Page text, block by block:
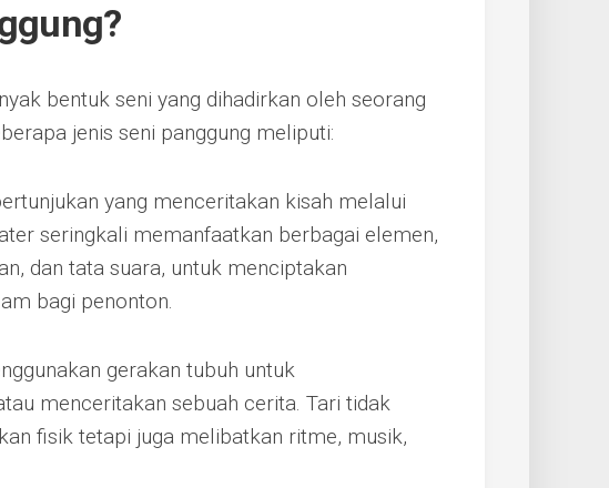
bentuk seni yang dihadirkan oleh seorang
jenis seni panggung meliputi:
yang menceritakan kisah melalui
seringkali memanfaatkan berbagai elemen,
dan tata suara, untuk menciptakan
bagi penonton.
gerakan tubuh untuk
menceritakan sebuah cerita. Tari tidak
fisik tetapi juga melibatkan ritme, musik,